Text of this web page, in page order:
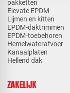
pakketten
Elevate EPDM
Lijmen en kitten
EPDM-daktrimmen
EPDM-toebehoren
Hemelwaterafvoer
Kanaalplaten
Hellend dak
ZAKELIJK